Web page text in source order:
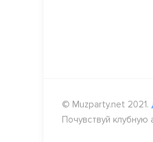
© Muzparty.net 2021.
Почувствуй